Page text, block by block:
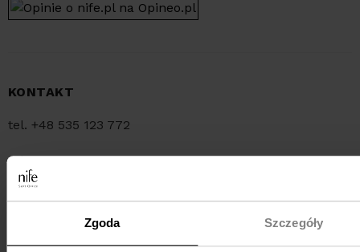
Zgoda Szczegóły
KONTAKT
tel. +48 535 123 772
tel. +48 34 321 30 55
MEDIA e-mail:pr@nife.pl